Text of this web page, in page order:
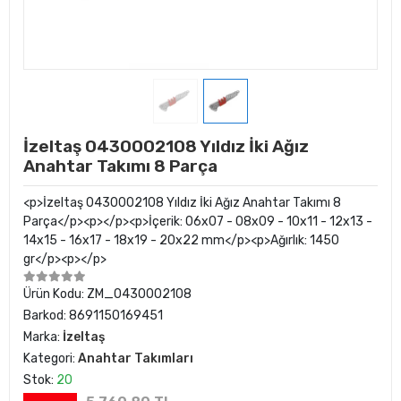
İzeltaş 0430002108 Yıldız İki Ağız
Anahtar Takımı 8 Parça
<p>İzeltaş 0430002108 Yıldız İki Ağız Anahtar Takımı 8
Parça</p><p></p><p>İçerik: 06x07 - 08x09 - 10x11 - 12x13 -
14x15 - 16x17 - 18x19 - 20x22 mm</p><p>Ağırlık: 1450
gr</p><p></p>
Ürün Kodu: ZM_0430002108
Barkod: 8691150169451
Marka: İzeltaş
Kategori: Anahtar Takımları
Stok: 20